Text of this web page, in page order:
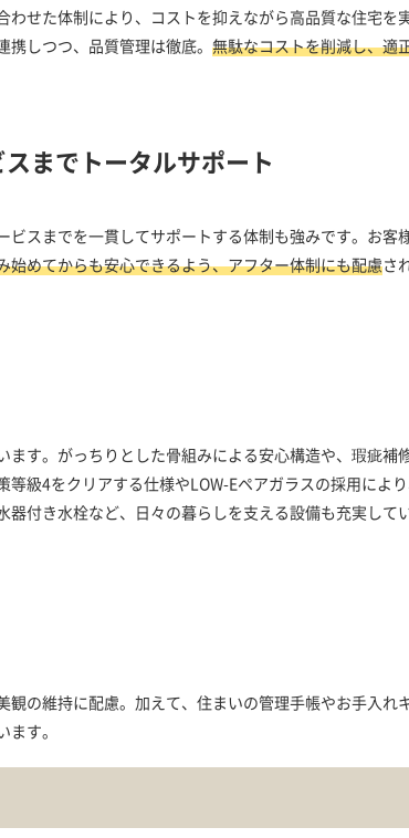
せた体制により、コストを抑えながら高品質な住宅を
しつつ、品質管理は徹底。 無駄なコストを削減し、適
までトータルサポート
スまでを一貫してサポートする体制も強みです。お客
始めてからも安心できるよう、アフター体制にも配慮さ
す。がっちりとした骨組みによる安心構造や、瑕疵補
級4をクリアする仕様やLOW-Eペアガラスの採用により
器付き水栓など、日々の暮らしを支える設備も充実して
の維持に配慮。加えて、住まいの管理手帳やお手入れ
す。